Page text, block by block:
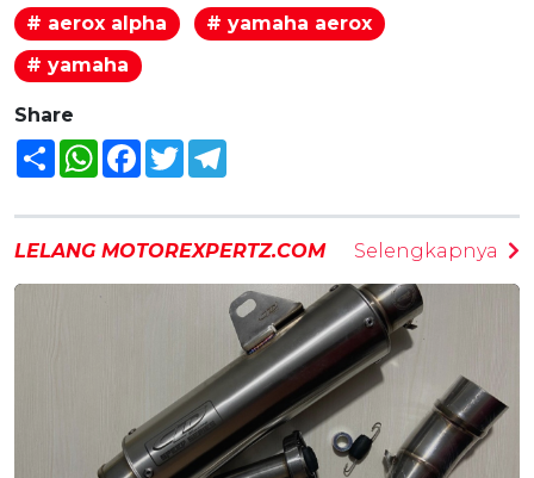
# aerox alpha
# yamaha aerox
# yamaha
Share
Share WhatsAppFacebook
Twitter
LELANG MOTOREXPERTZ.COM Selengkapnya